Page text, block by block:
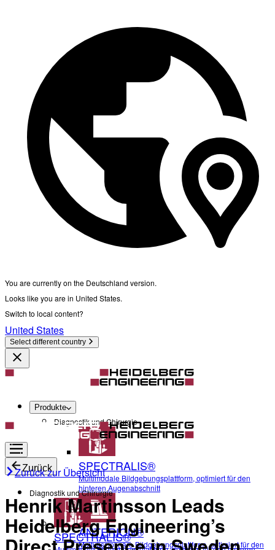
You are currently on the Deutschland version.
Looks like you are in United States.
Switch to local content?
United States
Select different country
Produkte
Diagnostik und Chirurgie
SPECTRALIS®
Multimodale Bildgebungsplattform, optimiert für den
hinteren Augenabschnitt
ANTERION®
Multidisziplinäre Bildgebungsplattform, optimiert für den
Zurück
Diagnostik und Chirurgie
SPECTRALIS®
Zurück zur Übersicht
Henrik Martinsson Leads
Heidelberg Engineering’s